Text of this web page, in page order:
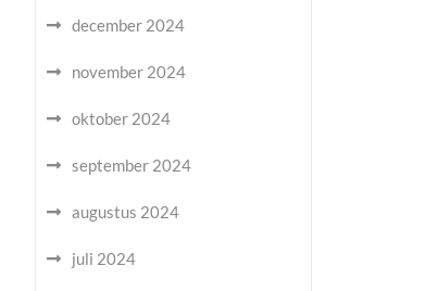
december 2024
november 2024
oktober 2024
september 2024
augustus 2024
juli 2024